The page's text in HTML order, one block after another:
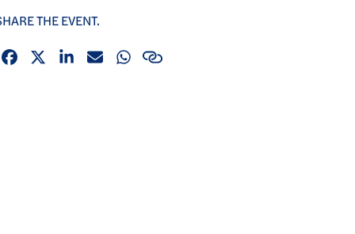
THE EVENT.
FacebookX (Twitter)
LinkedInEmailWhatsapp
Link